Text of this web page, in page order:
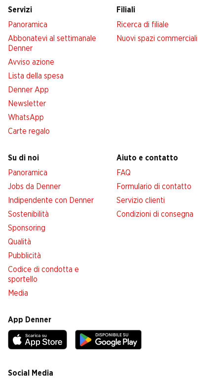
Servizi
Panoramica
Abbonatevi al settimanale
Denner
Avviso azione
Lista della spesa
Denner App
Newsletter
WhatsApp
Carte regalo
Filiali
Ricerca di filiale
Nuovi spazi commerciali
Su di noi
Panoramica
Jobs da Denner
Indipendente con Denner
Sostenibilità
Sponsoring
Qualità
Pubblicità
Codice di condotta e
sportello
Media
Aiuto e contatto
FAQ
Formulario di contatto
Servizio clienti
Condizioni di consegna
App Denner
Social Media